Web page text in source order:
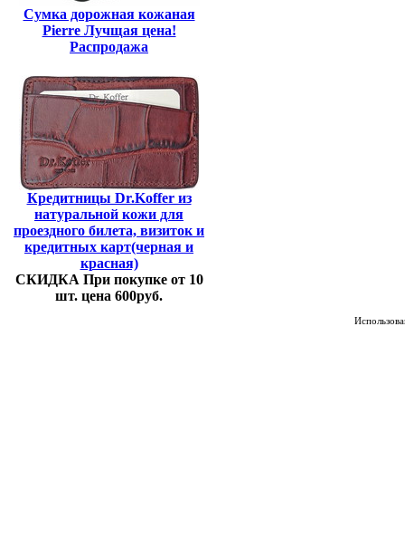
Сумка дорожная кожаная
Pierre Лучщая цена!
Распродажа
Кредитницы Dr.Koffer из
натуральной кожи для
проездного билета, визиток и
кредитных карт(черная и
красная)
СКИДКА При покупке от 10
шт. цена 600руб.